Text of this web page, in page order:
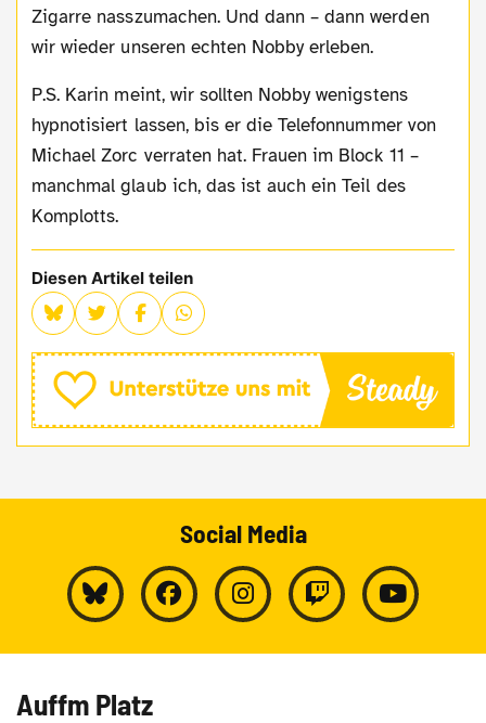
Zigarre nasszumachen. Und dann – dann werden
wir wieder unseren echten Nobby erleben.
P.S. Karin meint, wir sollten Nobby wenigstens
hypnotisiert lassen, bis er die Telefonnummer von
Michael Zorc verraten hat. Frauen im Block 11 –
manchmal glaub ich, das ist auch ein Teil des
Komplotts.
Diesen Artikel teilen
Social Media
Auffm Platz